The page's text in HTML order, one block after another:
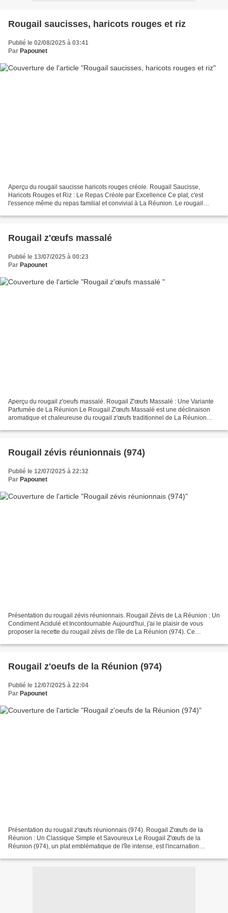
Rougail saucisses, haricots rouges et riz
Publié le 02/08/2025 à 03:41
Par Papounet
Aperçu du rougail saucisse haricots rouges créole. Rougail Saucisse,
Haricots Rouges et Riz : Le Repas Créole par Excellence Ce plat, c'est
l'essence même du repas familial et convivial à La Réunion. Le rougail
Rougail z'œufs massalé
Publié le 13/07/2025 à 00:23
Par Papounet
Aperçu du rougail z'oeufs massalé. Rougail Z'œufs Massalé : Une Variante
Parfumée de La Réunion Le Rougail Z'œufs Massalé est une déclinaison
aromatique et chaleureuse du rougail z'œufs traditionnel de La Réunion
Rougail zévis réunionnais (974)
Publié le 12/07/2025 à 22:32
Par Papounet
Présentation du rougail zévis réunionnais. Rougail Zévis de La Réunion : Un
Condiment Acidulé et Incontournable Aujourd'hui, j'ai le plaisir de vous
proposer la recette du rougail zévis de l'île de La Réunion (974). Ce
Rougail z'oeufs de la Réunion (974)
Publié le 12/07/2025 à 22:04
Par Papounet
Présentation du rougail z'œufs réunionnais (974). Rougail Z'œufs de la
Réunion : Un Classique Simple et Savoureux Le Rougail Z'œufs de la
Réunion (974), un plat emblématique de l'île intense, est l'incarnation